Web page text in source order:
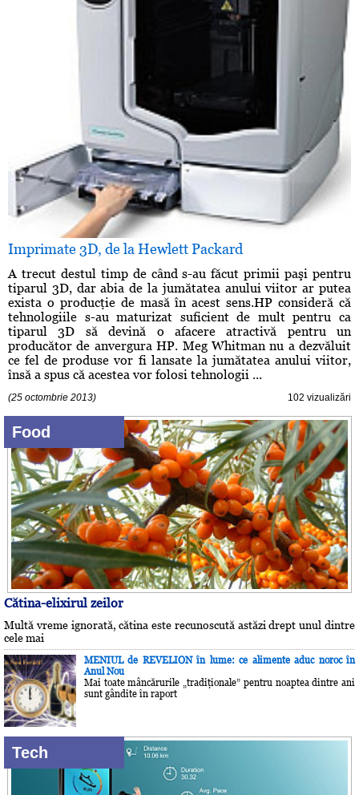
Imprimate 3D, de la Hewlett Packard
A trecut destul timp de când s-au făcut primii paşi pentru
tiparul 3D, dar abia de la jumătatea anului viitor ar putea
exista o producţie de masă în acest sens.HP consideră că
tehnologiile s-au maturizat suficient de mult pentru ca
tiparul 3D să devină o afacere atractivă pentru un
producător de anvergura HP. Meg Whitman nu a dezvăluit
ce fel de produse vor fi lansate la jumătatea anului viitor,
însă a spus că acestea vor folosi tehnologii ...
(25 octombrie 2013) 102 vizualizări
Food
Cătina-elixirul zeilor
Multă vreme ignorată, cătina este recunoscută astăzi drept unul dintre
cele mai
MENIUL de REVELION în lume: ce alimente aduc noroc în
Anul Nou
Mai toate mâncărurile „tradiţionale” pentru noaptea dintre ani
sunt gândite în raport
Tech